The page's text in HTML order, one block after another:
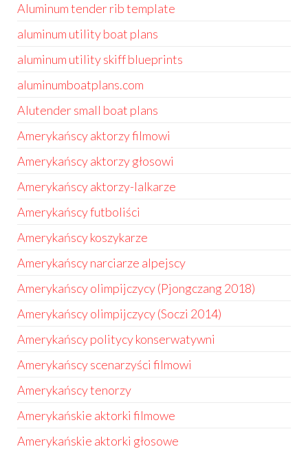
Aluminum tender rib template
aluminum utility boat plans
aluminum utility skiff blueprints
aluminumboatplans.com
Alutender small boat plans
Amerykańscy aktorzy filmowi
Amerykańscy aktorzy głosowi
Amerykańscy aktorzy-lalkarze
Amerykańscy futboliści
Amerykańscy koszykarze
Amerykańscy narciarze alpejscy
Amerykańscy olimpijczycy (Pjongczang 2018)
Amerykańscy olimpijczycy (Soczi 2014)
Amerykańscy politycy konserwatywni
Amerykańscy scenarzyści filmowi
Amerykańscy tenorzy
Amerykańskie aktorki filmowe
Amerykańskie aktorki głosowe